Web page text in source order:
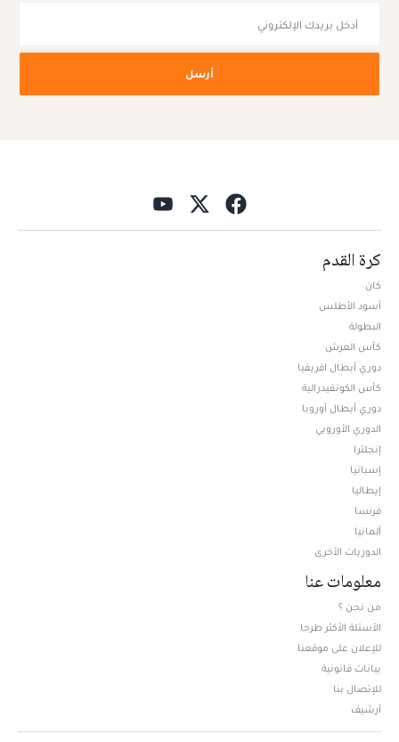
أرسل
كرة القدم
كان
أسود الأطلس
البطولة
كأس العرش
دوري أبطال افريقيا
كأس الكونفيدرالية
دوري أبطال أوروبا
الدوري الأوروبي
إنجلترا
إسبانيا
إيطاليا
فرنسا
ألمانيا
الدوريات الأخرى
معلومات عنا
من نحن ؟
الأسئلة الأكثر طرحا
للإعلان على موقعنا
بيانات قانونية
للإتصال بنا
أرشيف